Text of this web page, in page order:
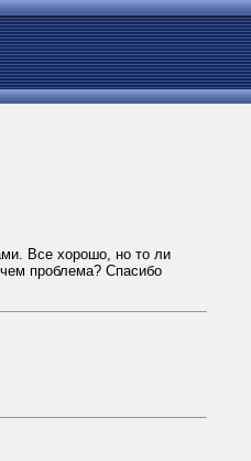
Все хорошо, но то ли
проблема? Спасибо